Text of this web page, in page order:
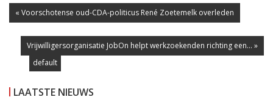
default
default
default
default
default
default
default
default
default
default
default
« Voorschotense oud-CDA-politicus René Zoetemelk overleden
Vrijwilligersorganisatie JobOn helpt werkzoekenden richting een... »
LAATSTE NIEUWS